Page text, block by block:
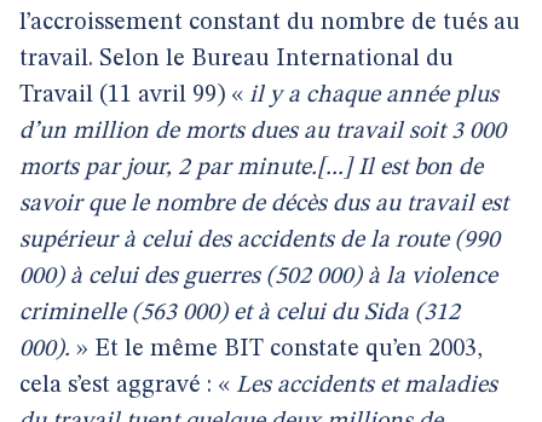
l’accroissement constant du nombre de tués au
travail. Selon le Bureau International du
Travail (11 avril 99) « il y a chaque année plus
d’un million de morts dues au travail soit 3 000
morts par jour, 2 par minute.[...] Il est bon de
savoir que le nombre de décès dus au travail est
supérieur à celui des accidents de la route (990
000) à celui des guerres (502 000) à la violence
criminelle (563 000) et à celui du Sida (312
000). » Et le même BIT constate qu’en 2003,
cela s’est aggravé : « Les accidents et maladies